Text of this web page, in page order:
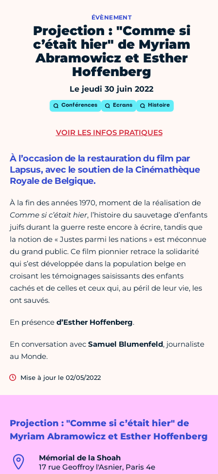
ÉVÈNEMENT
Projection : "Comme si
c’était hier" de Myriam
Abramowicz et Esther
Hoffenberg
Le jeudi 30 juin 2022
Conférences Ecrans Histoire
Projection : "Comme si c’était hier" de
Myriam Abramowicz et Esther Hoffenberg
Mémorial de la Shoah
17 rue Geoffroy l'Asnier, Paris 4e
À l’occasion de la restauration du film par
Lapsus, avec le soutien de la Cinémathèque
Royale de Belgique.
À la fin des années 1970, moment de la réalisation de
Comme si c’était hier, l’histoire du sauvetage d’enfants
juifs durant la guerre reste encore à écrire, tandis que
la notion de « Justes parmi les nations » est méconnue
du grand public. Ce film pionnier retrace la solidarité
qui s’est développée dans la population belge en
croisant les témoignages saisissants des enfants
cachés et de celles et ceux qui, au péril de leur vie, les
ont sauvés.
En présence d’Esther Hoffenberg.
En conversation avec Samuel Blumenfeld, journaliste
au Monde.
Mise à jour le 02/05/2022
VOIR LES INFOS PRATIQUES